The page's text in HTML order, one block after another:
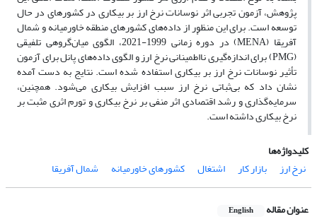
پژوهش، آزمون تجربی اثر نوسانات نرخ ارز بر بیکاری در کشورهای در حال
توسعه است. برای این منظور از داده‌های کشورهای منطقه خاورمیانه و شمال
آفریقا (MENA) در دورهٔ زمانی 1999-2021، الگوی میان‌گروهی تلفیقی
(PMG) برای اندازه‌گیری نااطمینانی نرخ ارز و الگوی داده‌های پانل برای آزمون
تأثیر نوسانات نرخ ارز بر بیکاری استفاده شده است. نتایج به دست آمده
نشان داد که بی‌ثباتی نرخ ارز سبب افزایش بیکاری می‌شود. همچنین،
سرمایه‌گذاری و رشد اقتصادی اثر منفی بر نرخ بیکاری و تورم اثری مثبت بر
نرخ بیکاری داشته است.
کلیدواژه‌ها
نرخ ارز
بازار کار اشتغال کشورهای خاورمیانه شمال آفریقا
عنوان مقاله English